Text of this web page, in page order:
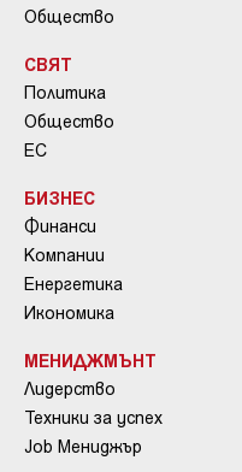
Общество
СВЯТ
Политика
Общество
ЕС
БИЗНЕС
Финанси
Компании
Енергетика
Икономика
МЕНИДЖМЪНТ
Лидерство
Техники за успех
Job Мениджър